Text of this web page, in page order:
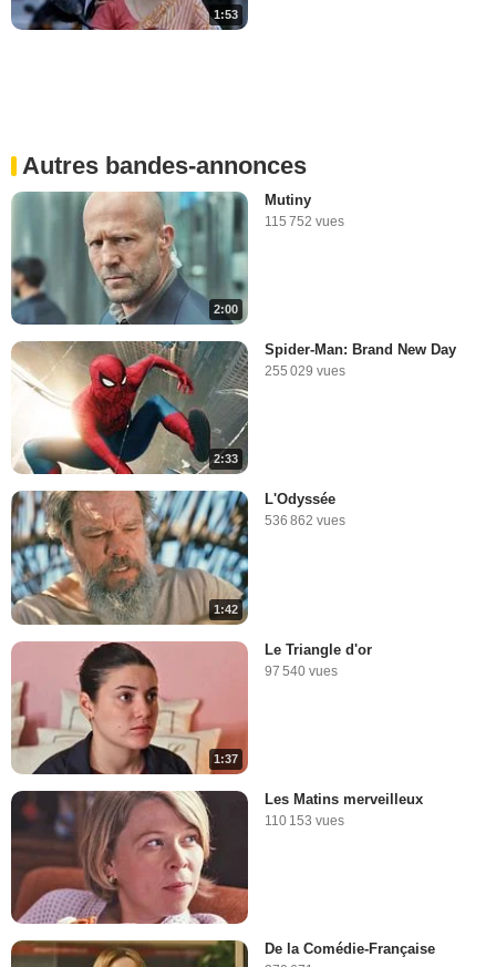
1:53
Autres bandes-annonces
2:00
Mutiny
115 752 vues
2:33
Spider-Man: Brand New Day
255 029 vues
1:42
L'Odyssée
536 862 vues
1:37
Le Triangle d'or
97 540 vues
Les Matins merveilleux
110 153 vues
De la Comédie-Française